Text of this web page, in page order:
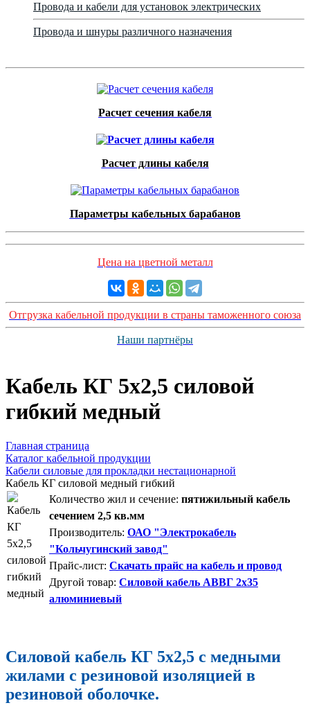
Провода и кабели для установок электрических
Провода и шнуры различного назначения
Расчет сечения кабеля
Расчет длины кабеля
Параметры кабельных барабанов
Цена на цветной металл
Отгрузка кабельной продукции в страны таможенного союза
Наши партнёры
Кабель КГ 5х2,5 силовой
гибкий медный
Главная страница
Каталог кабельной продукции
Кабели силовые для прокладки нестационарной
Кабель КГ силовой медный гибкий
Количество жил и сечение: пятижильный кабель
сечением 2,5 кв.мм
Производитель: ОАО "Электрокабель
"Кольчугинский завод"
Прайс-лист: Скачать прайс на кабель и провод
Другой товар: Силовой кабель АВВГ 2х35
алюминиевый
Силовой кабель КГ 5х2,5 с медными
жилами с резиновой изоляцией в
резиновой оболочке.